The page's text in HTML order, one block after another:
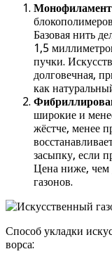
Базовая нить
1,5
пучки.
долговечная,
как
широкие и
жёстче, менее
засыпку, если
Цена ниже, чем
газонов.
Способ укладки
ворса: